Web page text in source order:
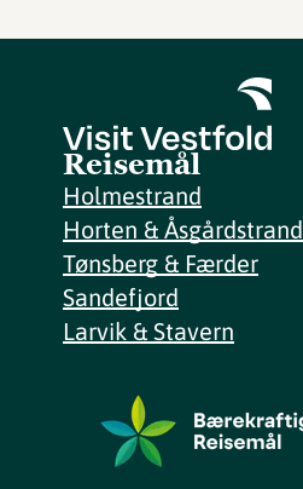
Reisemål
Holmestrand
Horten & Åsgårdstrand
Tønsberg & Færder
Sandefjord
Larvik & Stavern